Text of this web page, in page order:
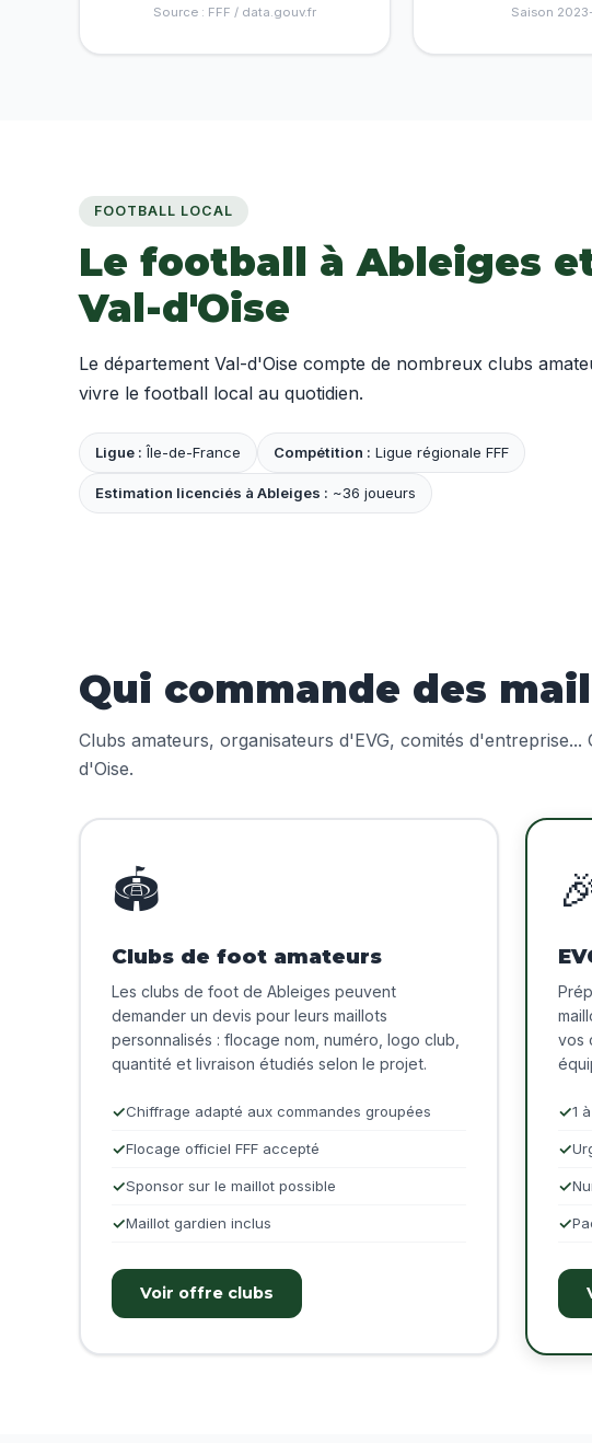
Source : FFF / data.gouv.fr Saison
FOOTBALL LOCAL
Le football à Ableiges
Val-d'Oise
Le département Val-d'Oise compte de nombreux clubs
vivre le football local au quotidien.
Ligue : Île-de-France Compétition : Ligue régionale FFF
Estimation licenciés à Ableiges : ~36 joueurs
Qui commande des
Clubs amateurs, organisateurs d'EVG, comités
d'Oise.
🏟️
Clubs de foot amateurs
Les clubs de foot de Ableiges peuvent
demander un devis pour leurs maillots
personnalisés : flocage nom, numéro, logo club,
quantité et livraison étudiés selon le projet.
Chiffrage adapté aux commandes groupées
Flocage officiel FFF accepté
Sponsor sur le maillot possible
Maillot gardien inclus
Voir offre clubs
vos
1